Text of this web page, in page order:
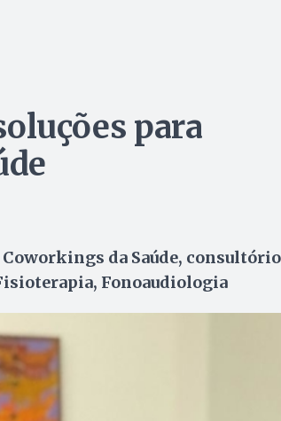
para
da Saúde,
Fonoaudiologia